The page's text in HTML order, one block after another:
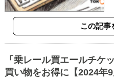
この記事
「乗レール買エールチケ
買い物をお得に【2024年9